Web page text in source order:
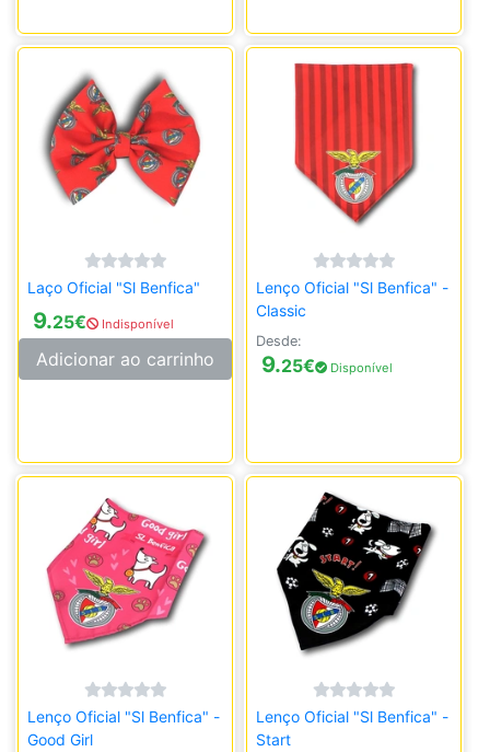
Laço Oficial "Sl Benfica"
9.25€ Indisponível
Adicionar ao carrinho
Lenço Oficial "Sl Benfica" -
Classic
Desde:
9.25€ Disponível
Lenço Oficial "Sl Benfica" -
Good Girl
Lenço Oficial "Sl Benfica" -
Start